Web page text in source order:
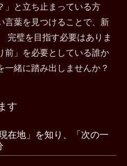
」と立ち止まっている方
言葉を見つけることで、新
完璧を目指す必要はありま
前」を必要としている誰か
一緒に踏み出しませんか？
す
在地」を知り、「次の一